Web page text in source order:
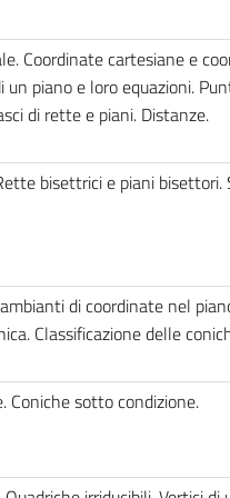
Coordinate cartesiane e
piano e loro equazioni.
di rette e piani. Distanze.
bisettrici e piani bisettori.
di coordinate nel
Classificazione delle
Coniche sotto condizione.